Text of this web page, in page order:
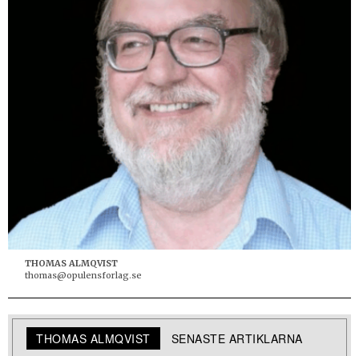
THOMAS ALMQVIST
thomas@opulensforlag.se
THOMAS ALMQVIST SENASTE ARTIKLARNA